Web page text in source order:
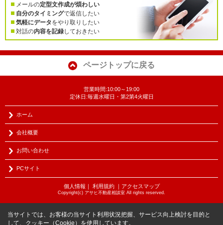
メールの定型文作成が煩わしい
自分のタイミングで返信したい
気軽にデータをやり取りしたい
対話の内容を記録しておきたい
ページトップに戻る
営業時間:10:00～19:00
定休日:毎週水曜日・第2第4火曜日
ホーム
会社概要
お問い合わせ
PCサイト
個人情報 ｜ 利用規約｜ アクセスマップ
Copyright(c) アサヒ不動産相談室 All rights reserved.
当サイトでは、お客様の当サイト利用状況把握、サービス向上検討を目的と
して、クッキー（Cookie）を使用しています。